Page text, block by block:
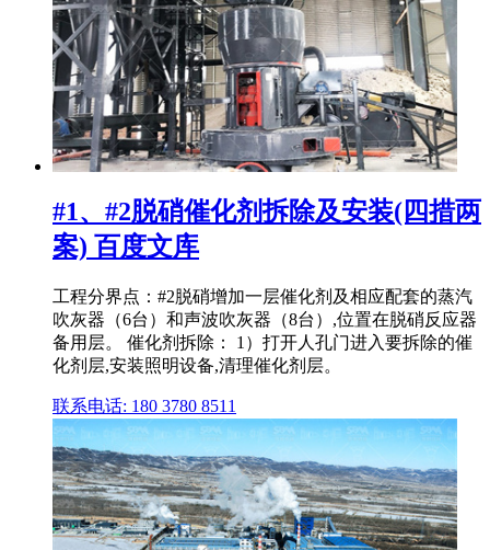
#1、#2脱硝催化剂拆除及安装(四措两
案) 百度文库
工程分界点：#2脱硝增加一层催化剂及相应配套的蒸汽
吹灰器（6台）和声波吹灰器（8台）,位置在脱硝反应器
备用层。 催化剂拆除： 1）打开人孔门进入要拆除的催
化剂层,安装照明设备,清理催化剂层。
联系电话: 180 3780 8511